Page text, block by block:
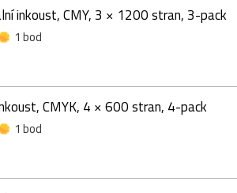
inkoust, CMY, 3 × 1200 stran, 3-pack
1 bod
CMYK, 4 × 600 stran, 4-pack
1 bod